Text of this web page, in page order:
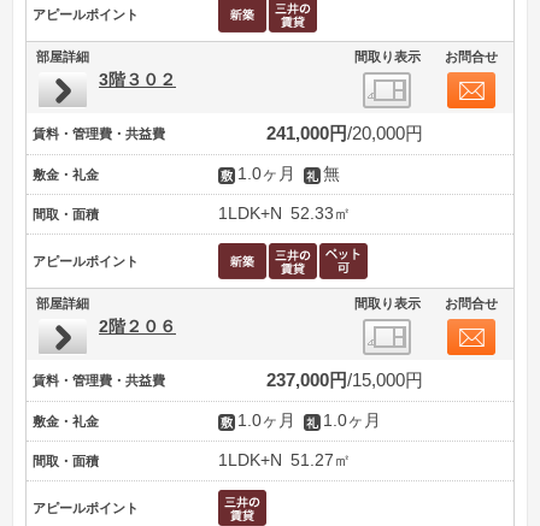
アピールポイント
部屋詳細 間取り表示 お問合せ
3階３０２
賃料・管理費・共益費 241,000円 20,000円
敷金・礼金 1.0ヶ月 無
間取・面積 1LDK+N 52.33㎡
アピールポイント
部屋詳細 間取り表示 お問合せ
2階２０６
賃料・管理費・共益費 237,000円 15,000円
敷金・礼金 1.0ヶ月 1.0ヶ月
間取・面積 1LDK+N 51.27㎡
アピールポイント